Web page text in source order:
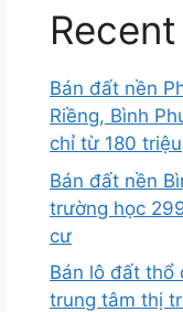
Bán đất nền
Riềng, Bình
chỉ từ 180 triệu
Bán đất nền
trường học
cư
Bán lô đất thổ
trung tâm thị